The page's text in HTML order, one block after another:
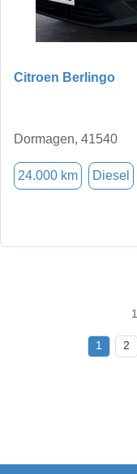
Citroen Berlingo
Dormagen, 41540
24.000 km Diesel
1 2